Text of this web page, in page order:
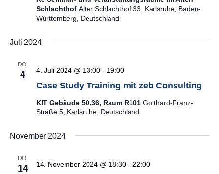
Schlachthof Alter Schlachthof 33, Karlsruhe, Baden-
Württemberg, Deutschland
Juli 2024
DO.
4
Case Study Training mit zeb Consulting
4. Juli 2024 @ 13:00- 19:00
KIT Gebäude 50.36, Raum R101 Gotthard-Franz-
Straße 5, Karlsruhe, Deutschland
November 2024
DO.
14 14. November 2024 @ 18:30- 22:00